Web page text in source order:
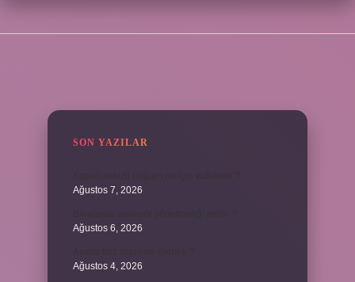
SON YAZILAR
Ağustos 7, 2026
Ağustos 6, 2026
Ağustos 4, 2026